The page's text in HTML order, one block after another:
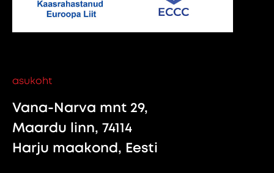
asukoht
Vana-Narva mnt 29,
Maardu linn, 74114
Harju maakond, Eesti